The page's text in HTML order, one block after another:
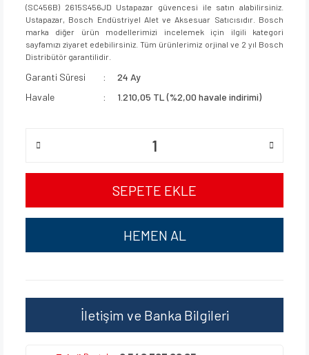
(SC456B) 2615S456JD Ustapazar güvencesi ile satın alabilirsiniz.
Ustapazar, Bosch Endüstriyel Alet ve Aksesuar Satıcısıdır. Bosch
marka diğer ürün modellerimizi incelemek için ilgili kategori
sayfamızı ziyaret edebilirsiniz. Tüm ürünlerimiz orjinal ve 2 yıl Bosch
Distribütör garantilidir.
Garanti Süresi
24 Ay
Havale
1.210,05 TL (%2,00 havale indirimi)
SEPETE EKLE
HEMEN AL
İletişim ve Banka Bilgileri